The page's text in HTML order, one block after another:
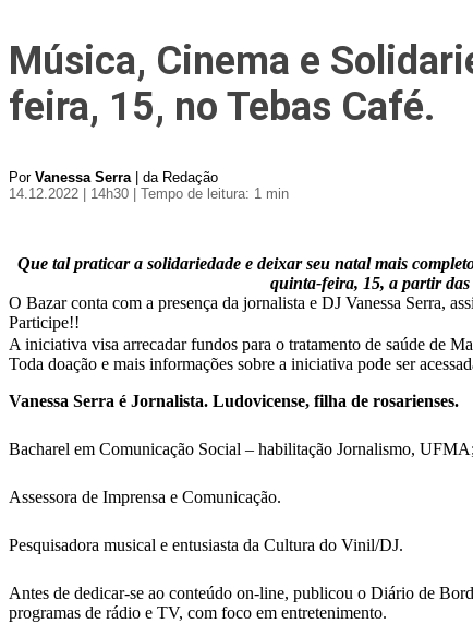
Música, Cinema e
feira, 15, no Tebas Café.
Por Vanessa Serra| da Redação
14.12.2022 | 14h30
| Tempo de leitura: 1 min
Que tal praticar a solidariedade e deixar seu natal mais
quinta-feira, 15, a partir
O Bazar conta com a presença da jornalista e DJ Vanessa Serra,
Participe!!
A iniciativa visa arrecadar fundos para o tratamento de saúde de
Toda doação e mais informações sobre a iniciativa pode ser
Vanessa Serra é Jornalista. Ludovicense, filha de rosarienses.
Bacharel em Comunicação Social – habilitação Jornalismo,
Assessora de Imprensa e Comunicação.
Pesquisadora musical e entusiasta da Cultura do Vinil/DJ.
Antes de dedicar-se ao conteúdo on-line, publicou o Diário de
programas de rádio e TV, com foco em entretenimento.